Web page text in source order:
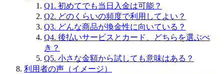
Q1. 初めてでも当日入金は可能？
Q2. どのくらいの頻度で利用してよい？
Q3. どんな商品が換金性に向いている？
Q4. 後払いサービスとカード、どちらを選ぶべ
き？
Q5. 小さな金額から試しても意味はある？
利用者の声（イメージ）